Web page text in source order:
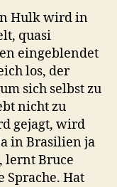
Hulk wird in
quasi
eingeblendet
los, der
sich selbst zu
nicht zu
gejagt, wird
in Brasilien ja
lernt Bruce
Sprache. Hat